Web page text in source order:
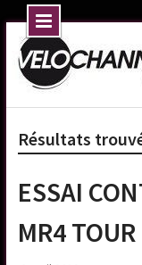
Skip
to
content
Résultats
ESSAI
MR4 TOUR